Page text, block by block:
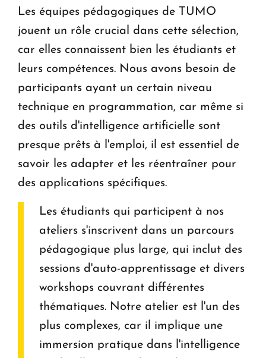
Les équipes pédagogiques de TUMO
jouent un rôle crucial dans cette sélection,
car elles connaissent bien les étudiants et
leurs compétences. Nous avons besoin de
participants ayant un certain niveau
technique en programmation, car même si
des outils d'intelligence artificielle sont
presque prêts à l'emploi, il est essentiel de
savoir les adapter et les réentraîner pour
des applications spécifiques.
Les étudiants qui participent à nos
ateliers s'inscrivent dans un parcours
pédagogique plus large, qui inclut des
sessions d'auto-apprentissage et divers
workshops couvrant différentes
thématiques. Notre atelier est l'un des
plus complexes, car il implique une
immersion pratique dans l'intelligence